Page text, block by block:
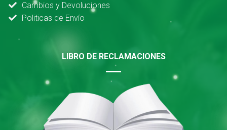
Cambios y Devoluciones
Politicas de Envío
LIBRO DE RECLAMACIONES